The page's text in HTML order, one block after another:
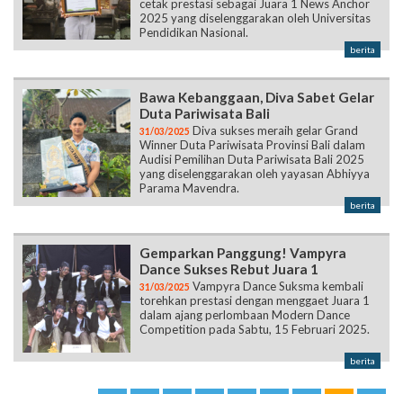
cetak prestasi sebagai Juara 1 News Anchor
2025 yang diselenggarakan oleh Universitas
Pendidikan Nasional.
berita
Bawa Kebanggaan, Diva Sabet Gelar
Duta Pariwisata Bali
31/03/2025 Diva sukses meraih gelar Grand
Winner Duta Pariwisata Provinsi Bali dalam
Audisi Pemilihan Duta Pariwisata Bali 2025
yang diselenggarakan oleh yayasan Abhiyya
Parama Mavendra.
berita
Gemparkan Panggung! Vampyra
Dance Sukses Rebut Juara 1
31/03/2025 Vampyra Dance Suksma kembali
torehkan prestasi dengan menggaet Juara 1
dalam ajang perlombaan Modern Dance
Competition pada Sabtu, 15 Februari 2025.
berita